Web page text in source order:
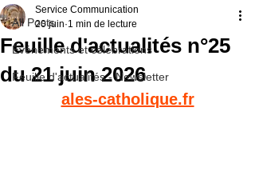
All Posts
Événements et célébrations
Feuille d'actualités - Newsletter
Feuille d'actualités n°25
du 21 juin 2026
Service Communication
20 juin 1 min de lecture
ales-catholique.fr